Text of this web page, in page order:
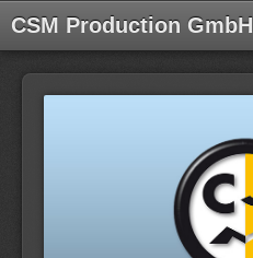
CSM Production GmbH